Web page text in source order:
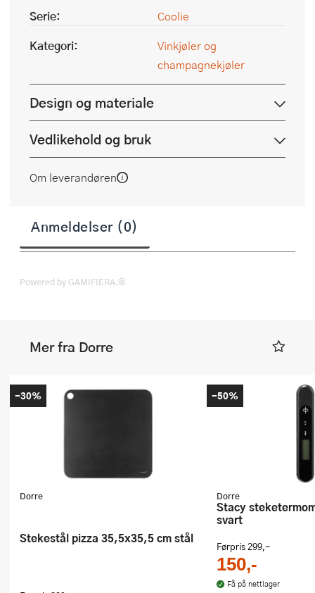
Serie:
Coolie
Kategori:
Vinkjøler og
champagnekjøler
Design og materiale
Vedlikehold og bruk
Om leverandøren
Anmeldelser (0)
Powered by GAMIFIERA.®
Mer fra Dorre
Dorre
Stekestål pizza 35,5x35,5 cm stål
-30%
Dorre
Stacy steketermometer digital
svart
Førpris299,-
150,-
Få på nettlager
-50%